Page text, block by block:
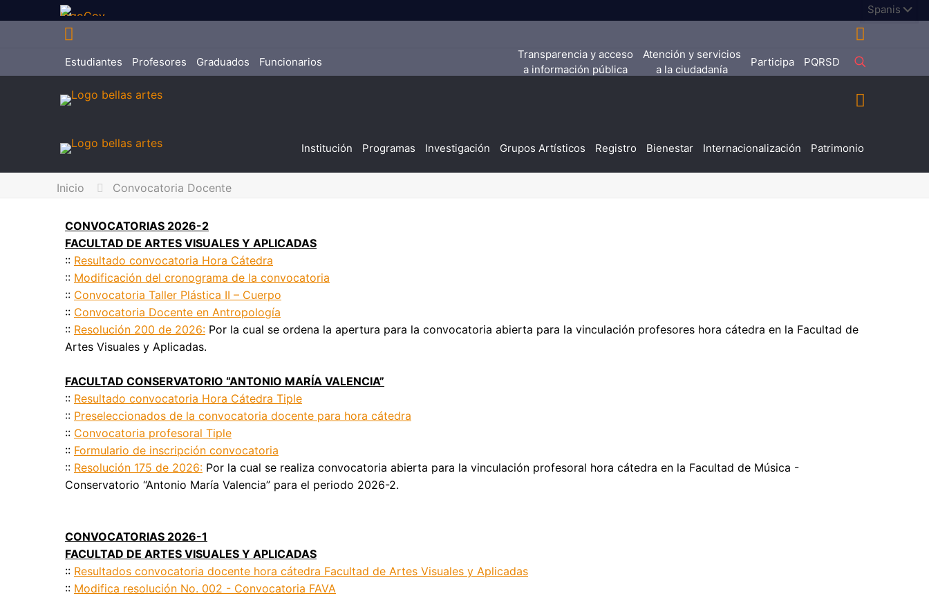
Estudiantes Profesores Graduados Funcionarios
Transparencia y acceso
a información pública
Atención y servicios
a la ciudadanía
Participa PQRSD
Institución Programas Investigación Grupos Artísticos Registro Bienestar Internacionalización Patrimonio
Inicio Convocatoria Docente
CONVOCATORIAS 2026-2
FACULTAD DE ARTES VISUALES Y APLICADAS
:: Resultado convocatoria Hora Cátedra
:: Modificación del cronograma de la convocatoria
:: Convocatoria Taller Plástica II – Cuerpo
:: Convocatoria Docente en Antropología
:: Resolución 200 de 2026: Por la cual se ordena la apertura para la convocatoria abierta para la vinculación profesores hora cátedra en la Facultad de
Artes Visuales y Aplicadas.
FACULTAD CONSERVATORIO “ANTONIO MARÍA VALENCIA”
:: Resultado convocatoria Hora Cátedra Tiple
:: Preseleccionados de la convocatoria docente para hora cátedra
:: Convocatoria profesoral Tiple
:: Formulario de inscripción convocatoria
:: Resolución 175 de 2026: Por la cual se realiza convocatoria abierta para la vinculación profesoral hora cátedra en la Facultad de Música -
Conservatorio “Antonio María Valencia” para el periodo 2026-2.
CONVOCATORIAS 2026-1
FACULTAD DE ARTES VISUALES Y APLICADAS
:: Resultados convocatoria docente hora cátedra Facultad de Artes Visuales y Aplicadas
:: Modifica resolución No. 002 - Convocatoria FAVA